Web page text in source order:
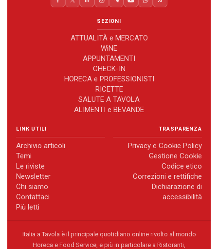
SEZIONI
ATTUALITÀ e MERCATO
WiNE
APPUNTAMENTI
CHECK-IN
HORECA e PROFESSIONISTI
RICETTE
SALUTE A TAVOLA
ALIMENTI e BEVANDE
LINK UTILI
Archivio articoli
Temi
Le riviste
Newsletter
Chi siamo
Contattaci
Più letti
TRASPARENZA
Privacy e Cookie Policy
Gestione Cookie
Codice etico
Correzioni e rettifiche
Dichiarazione di
accessibilità
Italia a Tavola è il principale quotidiano online rivolto al mondo
Horeca e Food Service, e più in particolare a Ristoranti,